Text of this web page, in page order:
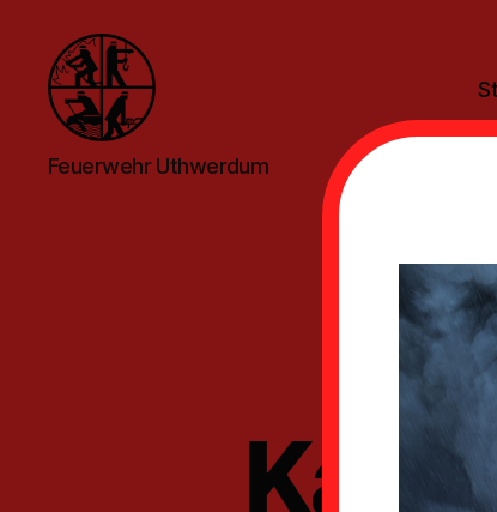
Feuerwehr
Uthwerdum
Feuerwehr Uthwerdum